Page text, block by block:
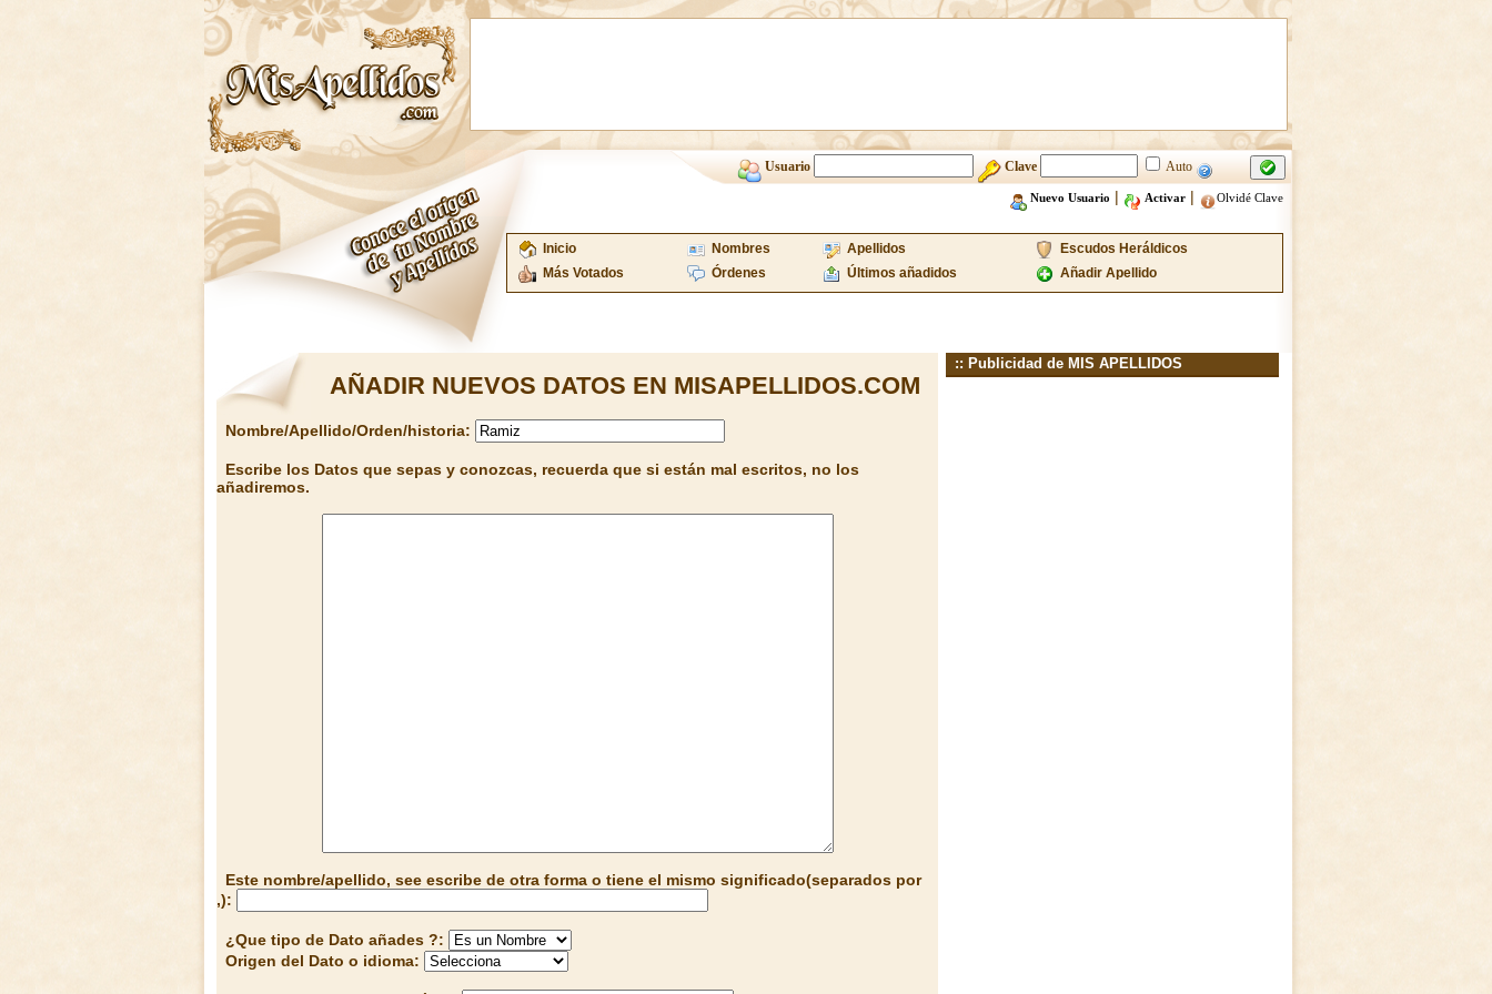
Usuario Clave Auto
Nuevo Usuario | Activar| Olvidé Clave
Inicio Nombres Apellidos
Escudos Heráldicos
Más Votados
Órdenes Últimos añadidos Añadir Apellido
AÑADIR NUEVOS DATOS EN MISAPELLIDOS.COM
Nombre/Apellido/Orden/historia:
Escribe los Datos que sepas y conozcas, recuerda que si están mal escritos, no los
añadiremos.
Este nombre/apellido, see escribe de otra forma o tiene el mismo significado(separados por
,):
¿Que tipo de Dato añades ?:
Origen del Dato o idioma:
:: Publicidad de MIS APELLIDOS